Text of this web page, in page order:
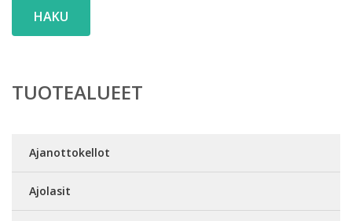
HAKU
TUOTEALUEET
Ajanottokellot
Ajolasit